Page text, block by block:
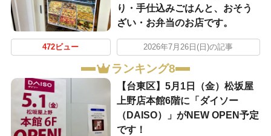
り・手仕込みごはんと、おそう
ざい・お弁当のお店です。
472ビュー 2026年7月26日(日)の記事
ランキング8
【台東区】5月1日（金）松坂屋
上野店本館6階に「ダイソー
（DAISO）」がNEW OPEN予定
です！